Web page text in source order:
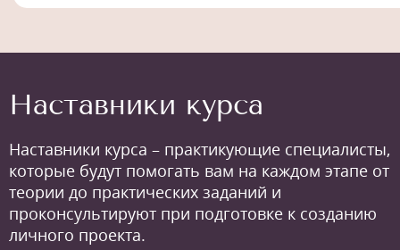
Наставники курса
Наставники курса – практикующие специалисты,
которые будут помогать вам на каждом этапе от
теории до практических заданий и
проконсультируют при подготовке к созданию
личного проекта.